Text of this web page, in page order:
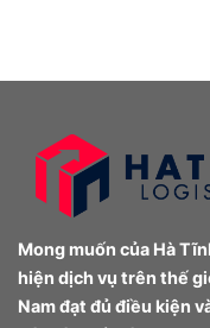
Mong muốn của Hà
hiện dịch vụ trên thế
Nam đạt đủ điều kiện